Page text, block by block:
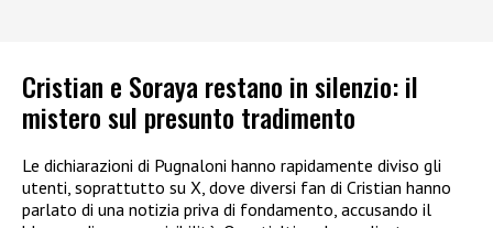
Cristian e Soraya restano in silenzio: il
mistero sul presunto tradimento
Le dichiarazioni di Pugnaloni hanno rapidamente diviso gli
utenti, soprattutto su X, dove diversi fan di Cristian hanno
parlato di una notizia priva di fondamento, accusando il